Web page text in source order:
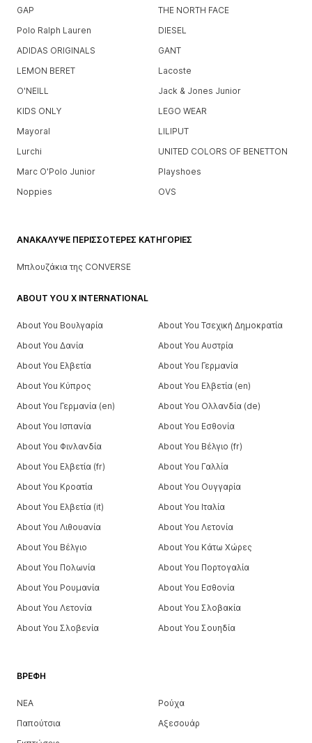
GAP
THE NORTH FACE
Polo Ralph Lauren
DIESEL
ADIDAS ORIGINALS
GANT
LEMON BERET
Lacoste
O'NEILL
Jack & Jones Junior
KIDS ONLY
LEGO WEAR
Mayoral
LILIPUT
Lurchi
UNITED COLORS OF BENETTON
Marc O'Polo Junior
Playshoes
Noppies
OVS
ΒΡΈΦΗ
ΝΕΑ
Ρούχα
Παπούτσια
Αξεσουάρ
ΑΝΑΚΆΛΥΨΕ ΠΕΡΙΣΣΌΤΕΡΕΣ ΚΑΤΗΓΟΡΊΕΣ
Μπλουζάκια της CONVERSE
ABOUT YOU X INTERNATIONAL
About You Βουλγαρία
About You Τσεχική Δημοκρατία
About You Δανία
About You Αυστρία
About You Ελβετία
About You Γερμανία
About You Κύπρος
About You Ελβετία (en)
About You Γερμανία (en)
About You Ολλανδία (de)
About You Ισπανία
About You Εσθονία
About You Φινλανδία
About You Βέλγιο (fr)
About You Ελβετία (fr)
About You Γαλλία
About You Κροατία
About You Ουγγαρία
About You Ελβετία (it)
About You Ιταλία
About You Λιθουανία
About You Λετονία
About You Βέλγιο
About You Κάτω Χώρες
About You Πολωνία
About You Πορτογαλία
About You Ρουμανία
About You Εσθονία
About You Λετονία
About You Σλοβακία
About You Σλοβενία
About You Σουηδία